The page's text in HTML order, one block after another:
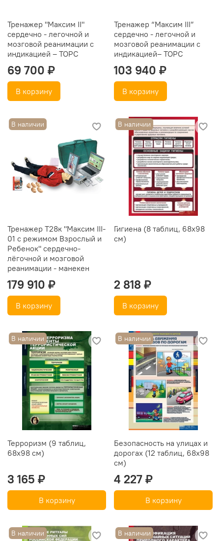
Тренажер "Максим II"
сердечно - легочной и
мозговой реанимации с
индикацией – ТОРС
69 700 ₽
В корзину
Тренажер “Максим III”
сердечно - легочной и
мозговой реанимации с
индикацией– ТОРС
103 940 ₽
В корзину
В наличии
Тренажер Т28к "Максим III-
01 с режимом Взрослый и
Ребенок" сердечно-
лёгочной и мозговой
реанимации - манекен
179 910 ₽
В корзину
В наличии
Гигиена (8 таблиц, 68х98
см)
2 818 ₽
В корзину
В наличии
Терроризм (9 таблиц,
68х98 см)
3 165 ₽
В корзину
В наличии
Безопасность на улицах и
дорогах (12 таблиц, 68х98
см)
4 227 ₽
В корзину
В наличии В наличии